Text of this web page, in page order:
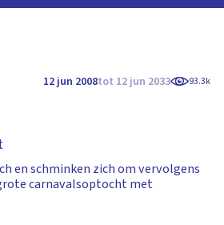
12 jun 2008tot 12 jun 2033 93.3k
en schminken zich om vervolgens
carnavalsoptocht met